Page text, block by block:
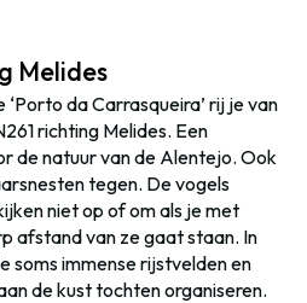
Melides
da Carrasqueira’ rij je van
richting Melides. Een
de natuur van de Alentejo. Ook
tegen. De vogels
niet op of om als je met
afstand van ze gaat staan. In
soms immense rijstvelden en
de kust tochten organiseren.